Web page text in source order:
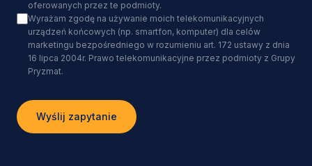
oferowanych przez te podmioty.
Wyrażam zgodę na używanie moich telekomunikacyjnych
urządzeń końcowych (np. smartfon, komputer) dla celów
marketingu bezpośredniego w rozumieniu art. 172 ustawy z dnia
16 lipca 2004r. Prawo telekomunikacyjne przez podmioty z Grupy
Pryzmat.
Wyślij zapytanie